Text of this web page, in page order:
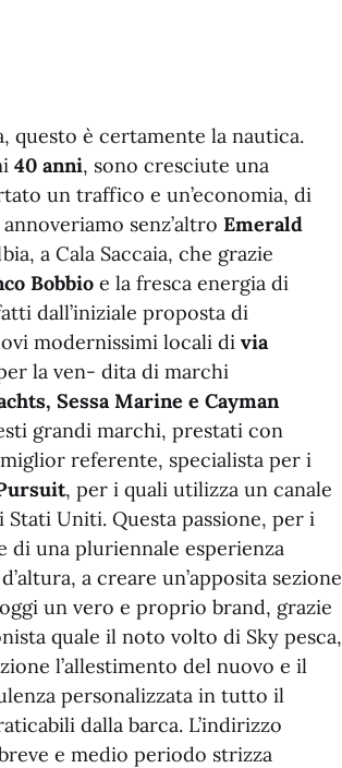
questo è certamente la nautica.
40 anni, sono cresciute una
un traffico e un’economia, di
senz’altro Emerald
a Cala Saccaia, che grazie
Bobbio e la fresca energia di
dall’iniziale proposta di
modernissimi locali di via
la ven- dita di marchi
Sessa Marine e Cayman
grandi marchi, prestati con
referente, specialista per i
, per i quali utilizza un canale
Uniti. Questa passione, per i
di una pluriennale esperienza
a creare un’apposita sezione
un vero e proprio brand, grazie
quale il noto volto di Sky pesca,
l’allestimento del nuovo e il
personalizzata in tutto il
dalla barca. L’indirizzo
e medio periodo strizza